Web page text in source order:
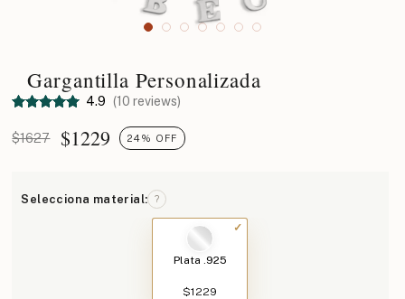
Gargantilla Personalizada
4.9 (10 reviews)
$1627 $1229 24% OFF
Selecciona material: ?
Plata .925
$1229